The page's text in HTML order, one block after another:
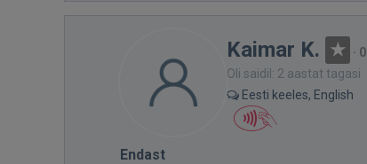
Kaimar K. ·
Oli saidil: 2 aastat tagasi
Eesti keeles, English
Endast